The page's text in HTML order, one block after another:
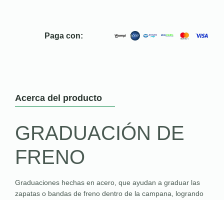
Paga con:
Acerca del producto
GRADUACIÓN DE
FRENO
Graduaciones hechas en acero, que ayudan a graduar las
zapatas o bandas de freno dentro de la campana, logrando